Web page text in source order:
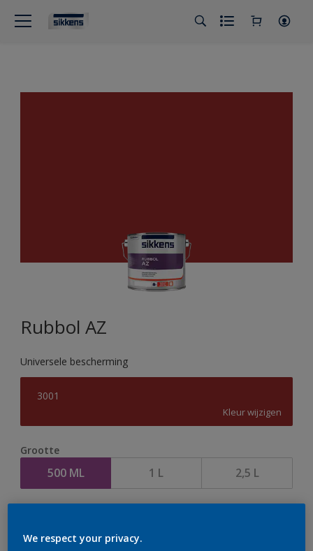
Rubbol AZ
Universele bescherming
3001
Kleur wijzigen
Grootte
500 ML 1 L 2,5 L
We respect your privacy.